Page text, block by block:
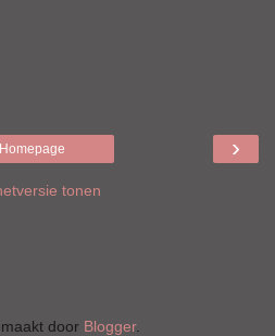
›
Homepage
tonen
door Blogger.